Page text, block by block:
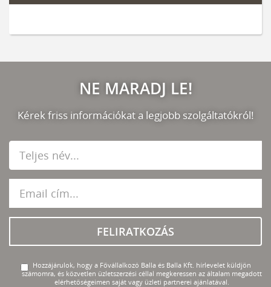
NE MARADJ LE!
Kérek friss információkat a legjobb szolgáltatókról!
FELIRATKOZÁS
Hozzájárulok, hogy a Fővállalkozó Balla és Balla Kft. hírlevelet küldjön
számomra, és közvetlen üzletszerzési céllal megkeressen az általam megadott
elérhetőségeimen saját vagy üzleti partnerei ajánlatával.